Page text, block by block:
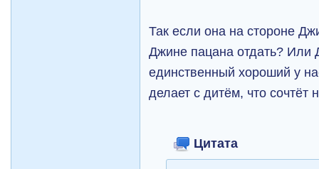
Так если она на стороне
Джине пацана отдать? Или
единственный хороший у
делает с дитём, что сочтёт
Цитата